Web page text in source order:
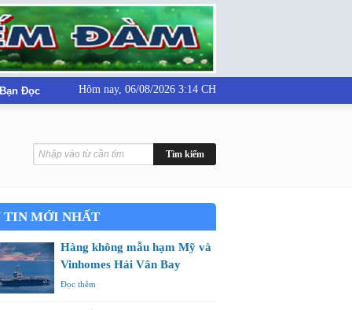
Đọc Hôm nay, 06/08/2026 3:14 CH
TIN MỚI NHẤT
Hàng không mẫu hạm Mỹ và
Vinhomes Hải Vân Bay
Đọc thêm